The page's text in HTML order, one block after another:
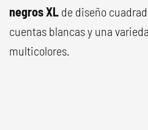
negros XL de diseño
cuentas blancas y una
multicolores.